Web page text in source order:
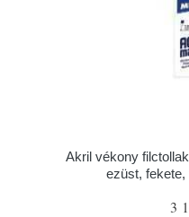
Akril vékony
ezüst,
3